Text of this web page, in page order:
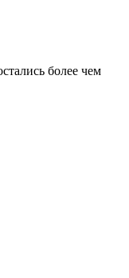
более чем